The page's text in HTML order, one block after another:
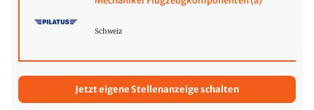
Schweiz
Jetzt eigene Stellenanzeige schalten